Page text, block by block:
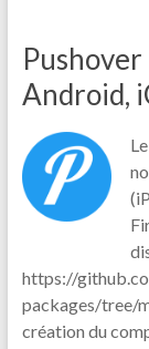
Android,
https://
packages/tree/
création du